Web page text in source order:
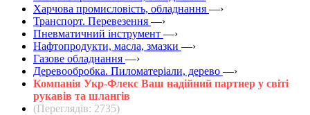
Харчова промисловість, обладнання —›
Транспорт. Перевезення —›
Пневматичний інструмент —›
Нафтопродукти, масла, змазки —›
Газове обладнання —›
Деревообробка. Пиломатеріали, дерево —›
Компанія Укр-Флекс Ваш надійний партнер у світі
рукавів та шлангів
(Переглядів: 2735)